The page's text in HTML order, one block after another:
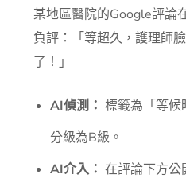
某地區醫院的Google評論
負評：「等超久，護理師
了！」
AI偵測： 標籤為「等候
分級為B級。
AI介入： 在評論下方公